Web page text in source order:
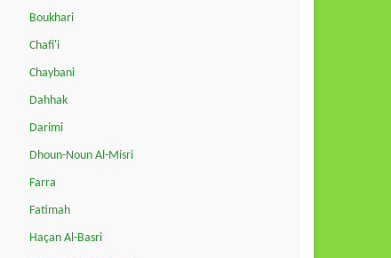
Boukhari
Chafi'i
Chaybani
Dahhak
Darimi
Dhoun-Noun Al-Misri
Farra
Fatimah
Haçan Al-Basri